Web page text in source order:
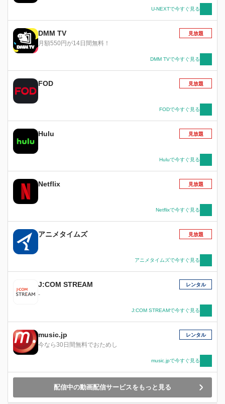
U-NEXTで今すぐ見る
DMM TV
月額550円が14日間無料！
見放題
DMM TVで今すぐ見る
FOD 見放題
FODで今すぐ見る
Hulu 見放題
Huluで今すぐ見る
Netflix 見放題
Netflixで今すぐ見る
アニメタイムズ 見放題
アニメタイムズで今すぐ見る
J:COM STREAM
-
レンタル
J:COM STREAMで今すぐ見る
music.jp
今なら30日間無料でおためし
レンタル
music.jpで今すぐ見る
配信中の動画配信サービスをもっと見る